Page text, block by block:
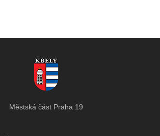
Městská část Praha 19